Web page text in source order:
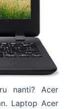
nanti? Acer
Laptop Acer